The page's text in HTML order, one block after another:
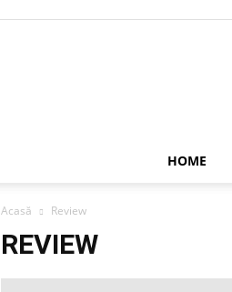
HOME
Acasă Review
REVIEW